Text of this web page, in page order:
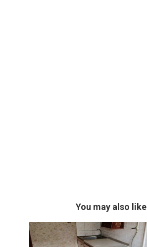
You may also like